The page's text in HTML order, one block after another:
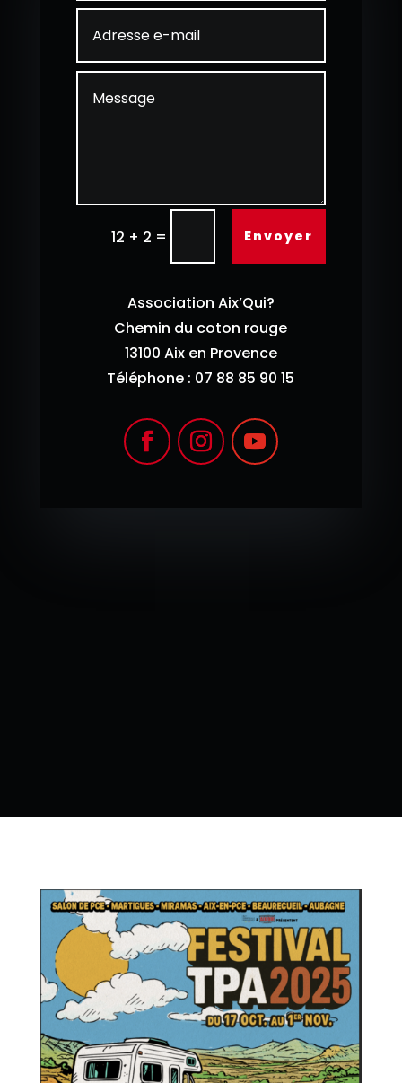
12 + 2 = Envoyer
Association Aix’Qui?
Chemin du coton rouge
13100 Aix en Provence
Téléphone : 07 88 85 90 15